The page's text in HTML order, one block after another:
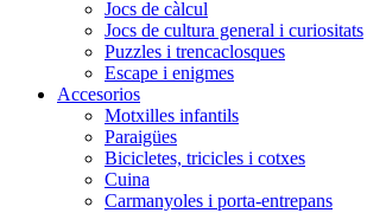
Jocs de càlcul
Jocs de cultura general i curiositats
Puzzles i trencaclosques
Escape i enigmes
Accesorios
Motxilles infantils
Paraigües
Bicicletes, tricicles i cotxes
Cuina
Carmanyoles i porta-entrepans